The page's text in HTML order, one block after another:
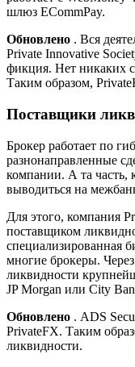
шлюз ECommPay.
Обновлено . Вся
Private Innovative
фикция. Нет никаких
Таким образом,
Поставщики
Брокер работает по
разнонаправленные
компании. А та часть,
выводиться на
Для этого, компания
поставщиком
специализированная
многие брокеры.
ликвидности
JP Morgan или City
Обновлено . ADS
PrivateFX. Таким
ликвидности.